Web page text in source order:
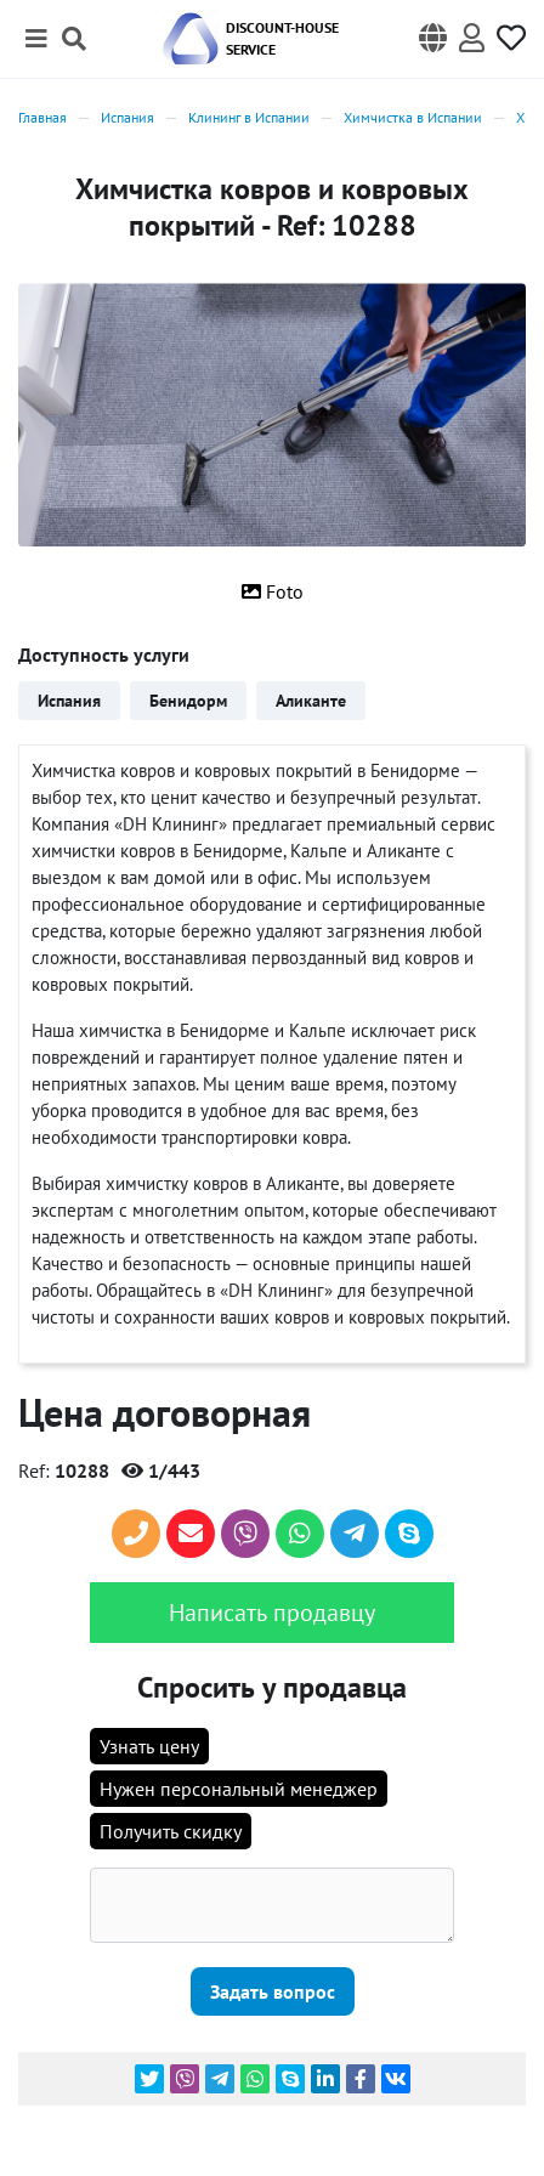
DISCOUNT-HOUSE
SERVICE
Главная Испания Клининг в Испании Химчистка в Испании
Химчистка ковров и ковровых
покрытий - Ref: 10288
Foto
Доступность услуги
Испания Бенидорм Аликанте
Химчистка ковров и ковровых покрытий в Бенидорме —
выбор тех, кто ценит качество и безупречный результат.
Компания «DH Клининг» предлагает премиальный сервис
химчистки ковров в Бенидорме, Кальпе и Аликанте с
выездом к вам домой или в офис. Мы используем
профессиональное оборудование и сертифицированные
средства, которые бережно удаляют загрязнения любой
сложности, восстанавливая первозданный вид ковров и
ковровых покрытий.
Наша химчистка в Бенидорме и Кальпе исключает риск
повреждений и гарантирует полное удаление пятен и
неприятных запахов. Мы ценим ваше время, поэтому
уборка проводится в удобное для вас время, без
необходимости транспортировки ковра.
Выбирая химчистку ковров в Аликанте, вы доверяете
экспертам с многолетним опытом, которые обеспечивают
надежность и ответственность на каждом этапе работы.
Качество и безопасность — основные принципы нашей
работы. Обращайтесь в «DH Клининг» для безупречной
чистоты и сохранности ваших ковров и ковровых покрытий.
Цена договорная
Ref: 10288 1/443
Написать продавцу
Спросить у продавца
Узнать цену
Нужен персональный менеджер
Получить скидку
Задать вопрос